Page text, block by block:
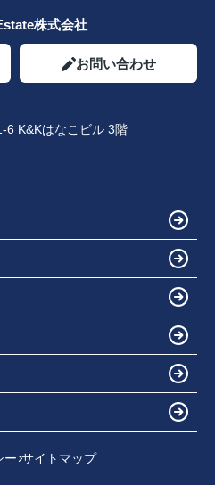
株式会社
お問い合わせ
6 K&Kはなこビル 3階
ー サイトマップ